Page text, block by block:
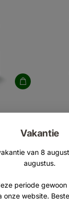
Vakantie
van 8
augustus.
periode gewoon
onze website.